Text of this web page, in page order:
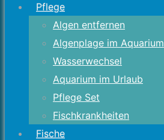
Pflege
Algen entfernen
Algenplage im Aquarium
Wasserwechsel
Aquarium im Urlaub
Pflege Set
Fischkrankheiten
Fische